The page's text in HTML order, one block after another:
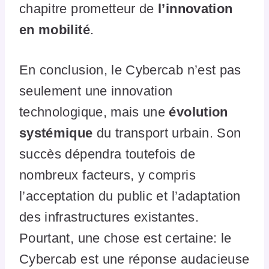
chapitre prometteur de l’innovation
en mobilité.
En conclusion, le Cybercab n’est pas
seulement une innovation
technologique, mais une évolution
systémique du transport urbain. Son
succès dépendra toutefois de
nombreux facteurs, y compris
l’acceptation du public et l’adaptation
des infrastructures existantes.
Pourtant, une chose est certaine: le
Cybercab est une réponse audacieuse